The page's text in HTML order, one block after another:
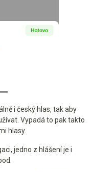
i český hlas, tak aby
Vypadá to pak takto
hlasy.
jedno z hlášení je i